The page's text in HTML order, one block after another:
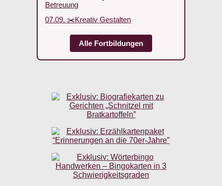
Betreuung
07.09. ✂️Kreativ Gestalten
Alle Fortbildungen